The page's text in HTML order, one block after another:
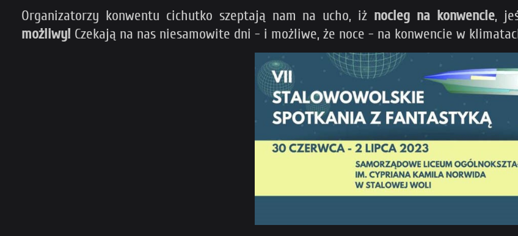
Organizatorzy konwentu cichutko szeptają nam na ucho, iż nocleg na konwencie,
możliwy! Czekają na nas niesamowite dni - i możliwe, że noce - na konwencie w